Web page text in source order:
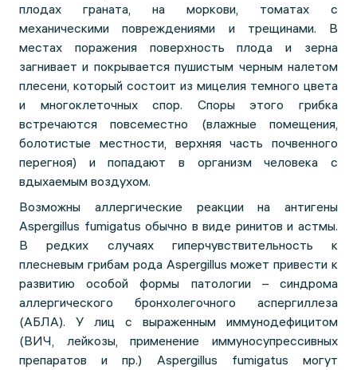
плодах граната, на моркови, томатах с
механическими повреждениями и трещинами. В
местах поражения поверхность плода и зерна
загнивает и покрывается пушистым черным налетом
плесени, который состоит из мицелия темного цвета
и многоклеточных спор. Споры этого грибка
встречаются повсеместно (влажные помещения,
болотистые местности, верхняя часть почвенного
перегноя) и попадают в организм человека с
вдыхаемым воздухом.
Возможны аллергические реакции на антигены
Aspergillus fumigatus обычно в виде ринитов и астмы.
В редких случаях гиперчувствительность к
плесневым грибам рода Aspergillus может привести к
развитию особой формы патологии – синдрома
аллергического бронхолегочного аспергиллеза
(АБЛА). У лиц с выраженным иммунодефицитом
(ВИЧ, лейкозы, применение иммуносупрессивных
препаратов и пр.) Aspergillus fumigatus могут